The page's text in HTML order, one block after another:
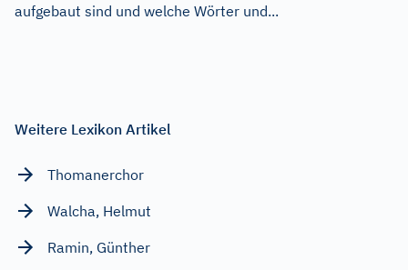
aufgebaut sind und welche Wörter und...
Weitere Lexikon Artikel
Thomanerchor
Walcha, Helmut
Ramin, Günther